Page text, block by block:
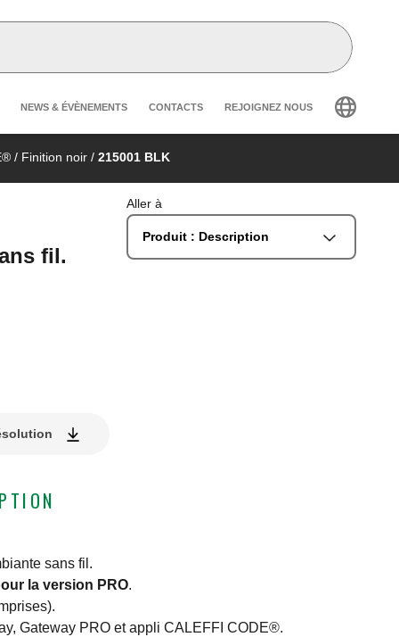
Header secondary navigation
NEWS & ÉVÈNEMENTS CONTACTS REJOIGNEZ NOUS
/ Finition noir / 215001 BLK
fil.
Aller à
Produit : Description
sans fil.
la version PRO.
Gateway PRO et appli CALEFFI CODE®.